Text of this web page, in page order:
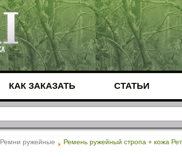
КАК ЗАКАЗАТЬ СТАТЬИ
Ремни ружейные Ремень ружейный стропа + кожа